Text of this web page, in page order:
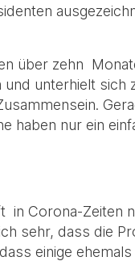
über zehn
unterhielt sich
haben nur ein
in Corona-Zeiten
sehr, dass die
einige